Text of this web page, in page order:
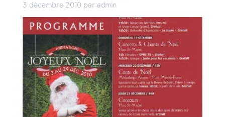
3 décembre 2010 par admin